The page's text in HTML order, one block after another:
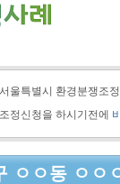
서울특별시 환경분쟁조
조정신청을 하시기전에
ㅇㅇ동 ㅇㅇ